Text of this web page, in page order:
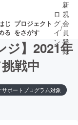
じ
る
プロジェクト
をさがす
が近いプ
ト
もうすぐ公開
されます
ロ
グ
イ
ン
/
新
規
会
員
登
録
ジ】2021年
戦中
サポートプログラム対象